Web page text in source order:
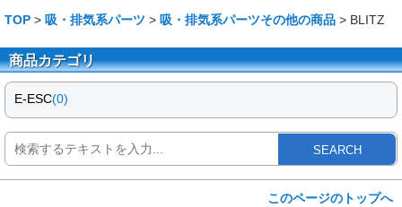
TOP > 吸・排気系パーツ > 吸・排気系パーツその他の商品 > BLITZ
商品カテゴリ
E-ESC(0)
SEARCH
このページのトップへ